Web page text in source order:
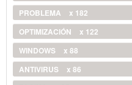
PROBLEMA
x 182
OPTIMIZACIÓN
x 122
WINDOWS
x 88
ANTIVIRUS
x 86